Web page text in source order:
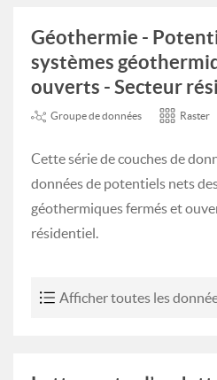
Géothermie -
systèmes
ouverts - Secteur
Groupe de données Raster
Cette série de couches de
données de potentiels nets
géothermiques fermés et
résidentiel.
Afficher toutes les